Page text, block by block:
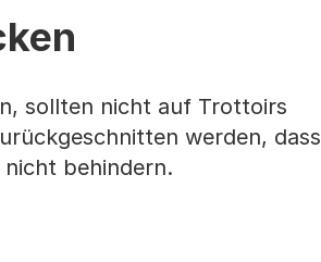
sollten nicht auf Trottoirs
werden, dass
nicht behindern.